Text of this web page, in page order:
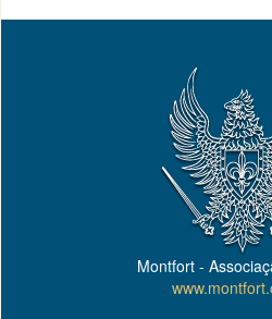
Montfort -